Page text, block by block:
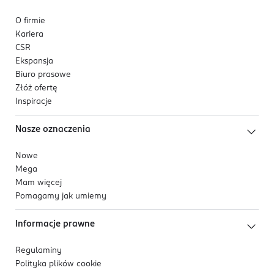
O firmie
Kariera
CSR
Ekspansja
Biuro prasowe
Złóż ofertę
Inspiracje
Nasze oznaczenia
Nowe
Mega
Mam więcej
Pomagamy jak umiemy
Informacje prawne
Regulaminy
Polityka plików cookie